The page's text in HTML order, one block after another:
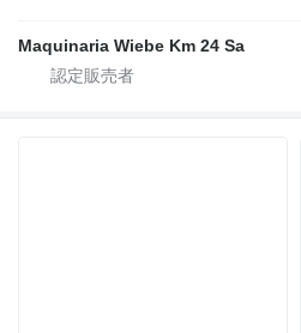
Maquinaria Wiebe Km 24 Sa